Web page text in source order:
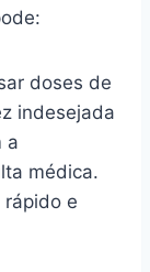
doses de
indesejada
a
médica.
rápido e